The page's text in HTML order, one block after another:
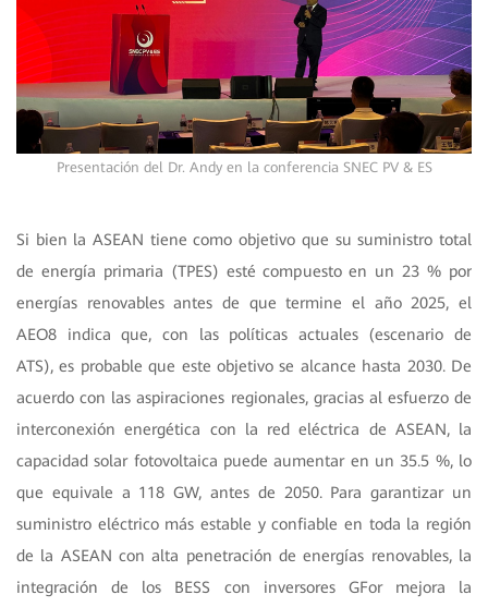
Presentación del Dr. Andy en la conferencia SNEC PV & ES
Si bien la ASEAN tiene como objetivo que su suministro total
de energía primaria (TPES) esté compuesto en un 23 % por
energías renovables antes de que termine el año 2025, el
AEO8 indica que, con las políticas actuales (escenario de
ATS), es probable que este objetivo se alcance hasta 2030. De
acuerdo con las aspiraciones regionales, gracias al esfuerzo de
interconexión energética con la red eléctrica de ASEAN, la
capacidad solar fotovoltaica puede aumentar en un 35.5 %, lo
que equivale a 118 GW, antes de 2050. Para garantizar un
suministro eléctrico más estable y confiable en toda la región
de la ASEAN con alta penetración de energías renovables, la
integración de los BESS con inversores GFor mejora la